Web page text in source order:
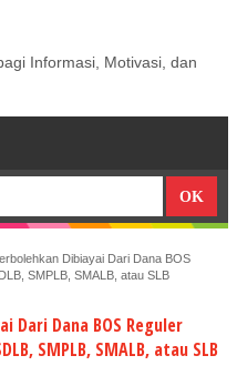
Informasi, Motivasi, dan
Dibiayai Dari Dana BOS
SMPLB, SMALB, atau SLB
Dari Dana BOS Reguler
SMPLB, SMALB, atau SLB